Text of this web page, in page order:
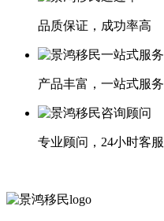
品质保证，成功率高
产品丰富，一站式服务
专业顾问，24小时客服